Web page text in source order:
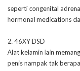
seperti congenital
hormonal medications
2. 46XY DSD
Alat kelamin lain
penis nampak tak